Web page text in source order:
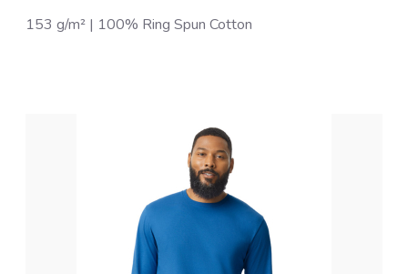
153 g/m² | 100% Ring Spun Cotton